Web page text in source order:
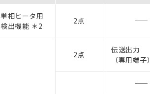
単相ヒータ用
検出機能 ＊2
2点
2点
伝送出力
（専用端子）